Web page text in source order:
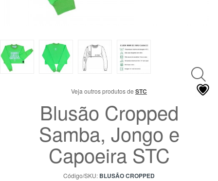
ATENDIMENTO
9
8309-
9797
mensagem
Veja outros produtos de STC
Blusão Cropped
Samba, Jongo e
Capoeira STC
Código/SKU: BLUSÃO CROPPED